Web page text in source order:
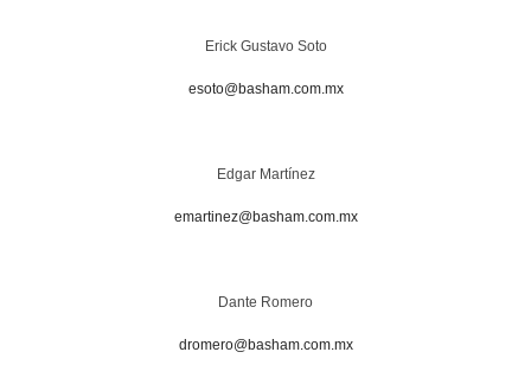
Erick Gustavo Soto
esoto@basham.com.mx
Edgar Martínez
emartinez@basham.com.mx
Dante Romero
dromero@basham.com.mx